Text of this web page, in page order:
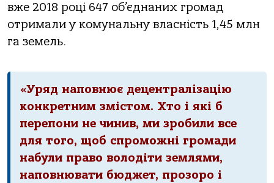
вже 2018 році 647 об’єднаних громад
отримали у комунальну власність 1,45 млн
га земель.
«Уряд наповнює децентралізацію
конкретним змістом. Хто і які б
перепони не чинив, ми зробили все
для того, щоб спроможні громади
набули право володіти землями,
наповнювати бюджет, прозоро і